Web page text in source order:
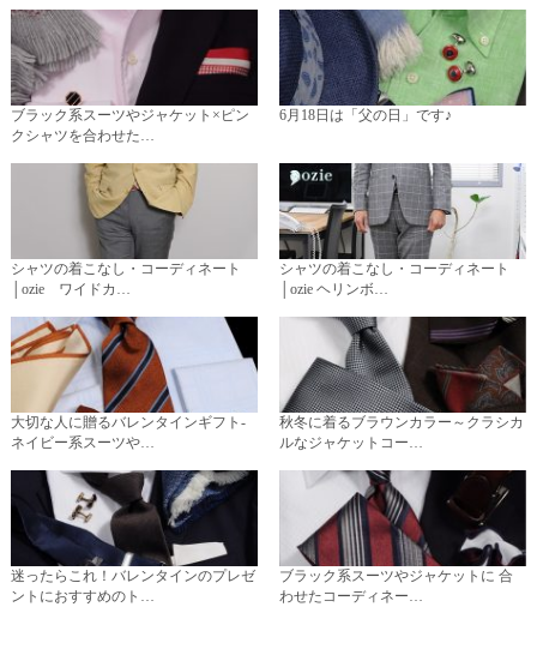
ブラック系スーツやジャケット×ピン
クシャツを合わせた…
6月18日は「父の日」です♪
シャツの着こなし・コーディネート
│ozie ワイドカ…
シャツの着こなし・コーディネート
│ozie ヘリンボ…
大切な人に贈るバレンタインギフト-
ネイビー系スーツや…
秋冬に着るブラウンカラー～クラシカ
ルなジャケットコー…
迷ったらこれ！バレンタインのプレゼ
ントにおすすめのト…
ブラック系スーツやジャケットに 合
わせたコーディネー…